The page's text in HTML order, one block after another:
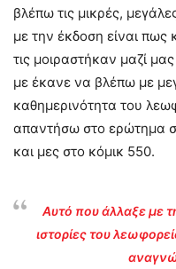
βλέπω τις μικρές,
με την έκδοση είναι πως
τις μοιραστήκαν μαζί
με έκανε να βλέπω με
καθημερινότητα του
απαντήσω στο ερώτημα
και μες στο κόμικ 550.
Αυτό που άλλαξε με
ιστορίες του